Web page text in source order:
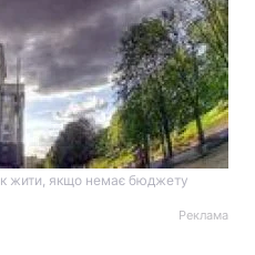
жити, якщо немає бюджету
Реклама